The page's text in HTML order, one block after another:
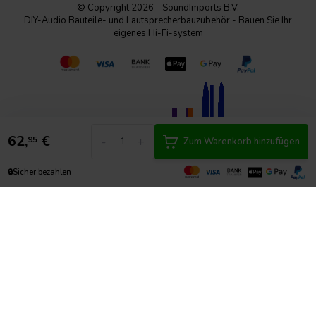
62,95 € Zum Warenkorb hinzufügen
🔒Sicher bezahlen
© Copyright 2026 - SoundImports B.V.
DIY-Audio Bauteile- und Lautsprecherbauzubehör - Bauen Sie Ihr
eigenes Hi-Fi-system